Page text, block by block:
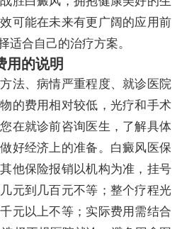
可能在未来有更广阔的应用前
适合自己的治疗方案。
用的说明
法、病情严重程度、就诊医院
的费用相对较低，光疗和手术
在就诊前咨询医生，了解具体
好经济上的准备。白癜风医保
他保险报销以机构为准，挂号
元到几百元不等；整个疗程光
元以上不等；实际费用需结合